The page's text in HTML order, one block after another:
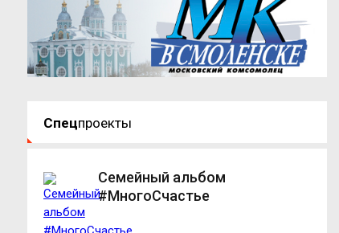
Спецпроекты
Семейный альбом
#МногоСчастье